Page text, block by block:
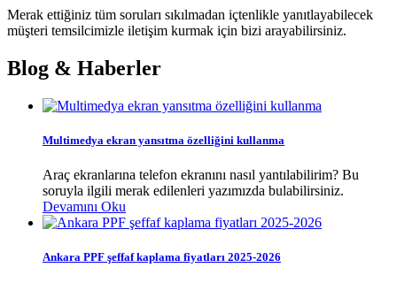
Merak ettiğiniz tüm soruları sıkılmadan içtenlikle yanıtlayabilecek
müşteri temsilcimizle iletişim kurmak için bizi arayabilirsiniz.
Blog & Haberler
Multimedya ekran yansıtma özelliğini kullanma
Araç ekranlarına telefon ekranını nasıl yantılabilirim? Bu
soruyla ilgili merak edilenleri yazımızda bulabilirsiniz.
Devamını Oku
Ankara PPF şeffaf kaplama fiyatları 2025-2026